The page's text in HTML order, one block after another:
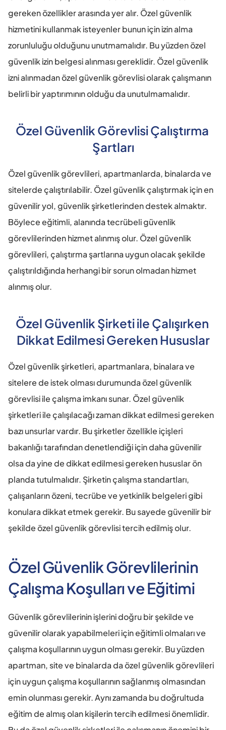
gereken özellikler arasında yer alır. Özel güvenlik
hizmetini kullanmak isteyenler bunun için izin alma
zorunluluğu olduğunu unutmamalıdır. Bu yüzden özel
güvenlik izin belgesi alınması gereklidir. Özel güvenlik
izni alınmadan özel güvenlik görevlisi olarak çalışmanın
belirli bir yaptırımının olduğu da unutulmamalıdır.
Özel Güvenlik Görevlisi Çalıştırma
Şartları
Özel güvenlik görevlileri, apartmanlarda, binalarda ve
sitelerde çalıştırılabilir. Özel güvenlik çalıştırmak için en
güvenilir yol, güvenlik şirketlerinden destek almaktır.
Böylece eğitimli, alanında tecrübeli güvenlik
görevlilerinden hizmet alınmış olur. Özel güvenlik
görevlileri, çalıştırma şartlarına uygun olacak şekilde
çalıştırıldığında herhangi bir sorun olmadan hizmet
alınmış olur.
Özel Güvenlik Şirketi ile Çalışırken
Dikkat Edilmesi Gereken Hususlar
Özel güvenlik şirketleri, apartmanlara, binalara ve
sitelere de istek olması durumunda özel güvenlik
görevlisi ile çalışma imkanı sunar. Özel güvenlik
şirketleri ile çalışılacağı zaman dikkat edilmesi gereken
bazı unsurlar vardır. Bu şirketler özellikle içişleri
bakanlığı tarafından denetlendiği için daha güvenilir
olsa da yine de dikkat edilmesi gereken hususlar ön
planda tutulmalıdır. Şirketin çalışma standartları,
çalışanların özeni, tecrübe ve yetkinlik belgeleri gibi
konulara dikkat etmek gerekir. Bu sayede güvenilir bir
şekilde özel güvenlik görevlisi tercih edilmiş olur.
Özel Güvenlik Görevlilerinin
Çalışma Koşulları ve Eğitimi
Güvenlik görevlilerinin işlerini doğru bir şekilde ve
güvenilir olarak yapabilmeleri için eğitimli olmaları ve
çalışma koşullarının uygun olması gerekir. Bu yüzden
apartman, site ve binalarda da özel güvenlik görevlileri
için uygun çalışma koşullarının sağlanmış olmasından
emin olunması gerekir. Aynı zamanda bu doğrultuda
eğitim de almış olan kişilerin tercih edilmesi önemlidir.